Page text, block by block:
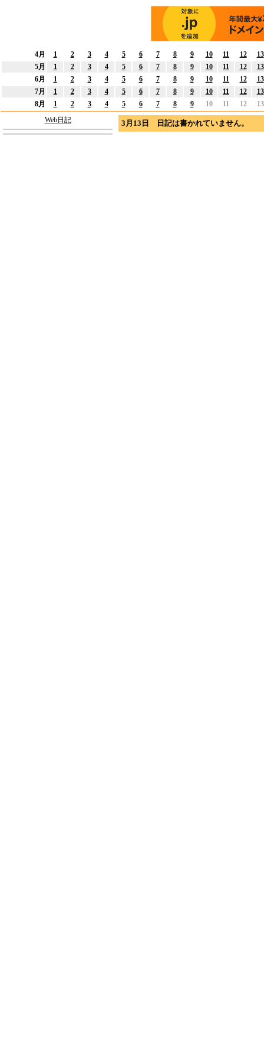
4月 1 2 3 4 5 6 7 8 9 10 11 12
13
5月
1 2 3 4 5 6 7 8 9 10 11 12
13
6月
1 2 3 4 5 6 7 8 9 10 11 12
13
7月
1 2 3 4 5 6 7 8 9 10 11 12
13
8月
1 2 3 4 5 6 7 8 9 10 11 12
13
Web日記
3月13日 日記は書かれていません。